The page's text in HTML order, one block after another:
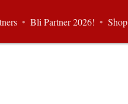
• Bli Partner 2026! • Shop